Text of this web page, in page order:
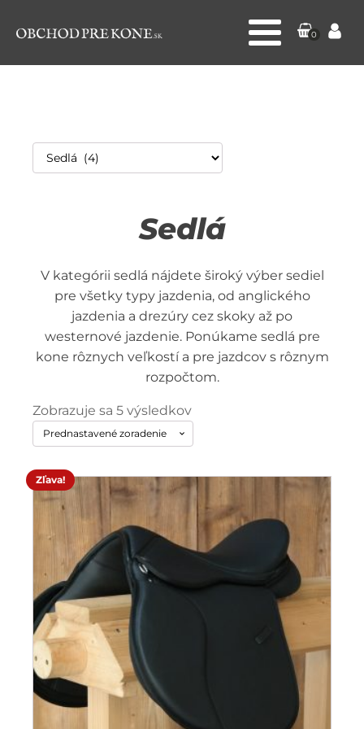
0
Sedlá
V kategórii sedlá nájdete široký výber sediel
pre všetky typy jazdenia, od anglického
jazdenia a drezúry cez skoky až po
westernové jazdenie. Ponúkame sedlá pre
kone rôznych veľkostí a pre jazdcov s rôznym
rozpočtom.
Zobrazuje sa 5 výsledkov
Zľava!